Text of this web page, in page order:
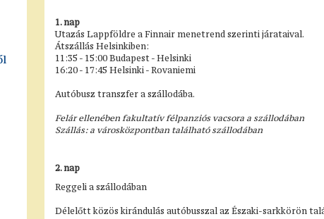
1. nap
Utazás Lappföldre a Finnair menetrend szerinti járataival.
Átszállás Helsinkiben:
11:35 - 15:00 Budapest - Helsinki
16:20 - 17:45 Helsinki - Rovaniemi
Autóbusz transzfer a szállodába.
Felár ellenében fakultatív félpanziós vacsora a szállodában
Szállás: a városközpontban található szállodában
2. nap
Reggeli a szállodában
Délelőtt közös kirándulás autóbusszal az Északi-sarkkörön